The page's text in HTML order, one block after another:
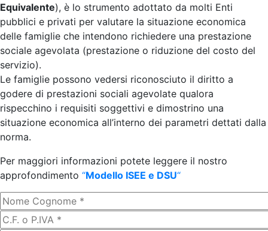
Equivalente), è lo strumento adottato da molti Enti
pubblici e privati per valutare la situazione economica
delle famiglie che intendono richiedere una prestazione
sociale agevolata (prestazione o riduzione del costo del
servizio).
Le famiglie possono vedersi riconosciuto il diritto a
godere di prestazioni sociali agevolate qualora
rispecchino i requisiti soggettivi e dimostrino una
situazione economica all’interno dei parametri dettati dalla
norma.
Per maggiori informazioni potete leggere il nostro
approfondimento “Modello ISEE e DSU“